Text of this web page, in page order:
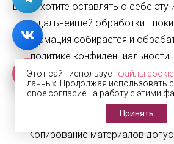
вы не хотите оставлять о себе
дальнейшей обработки -
информация собирается и
политике
Конституции Российской
Федерального закона №152-ФЗ
данных».
Копирование материалов
Этот сайт использует файлы cookie
данных. Продолжая использовать
свое согласие на работу с этими
Принять